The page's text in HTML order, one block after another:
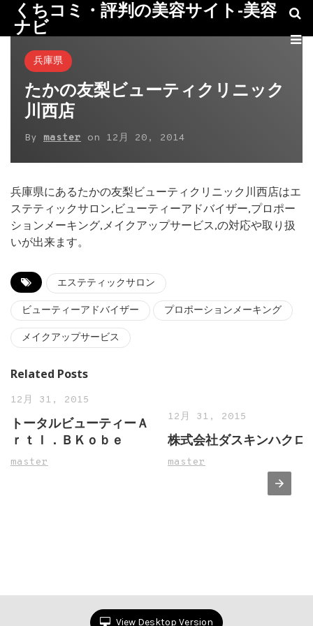
くちコミ・評判の美容サイト-美容
ナビ
兵庫県
たかの友梨ビューティクリニック
川西店
By master on 12月 20, 2014
兵庫県にあるたかの友梨ビューティクリニック川西店はエ
ステティックサロン,ビューティーアドバイザー,プロポー
ションメーキング,メイクアップサービス,の対応や取り扱
いが出来ます。
エステティックサロン
ビューティーアドバイザー プロポーションメーキング
メイクアップサービス
Related Posts
12月 31, 2015
トータルビューティーＡ
ｒｔＩ．ＢＫｏｂｅ
master
12月 31, 2015
株式会社ダスキンハクロ
master
View Desktop Version